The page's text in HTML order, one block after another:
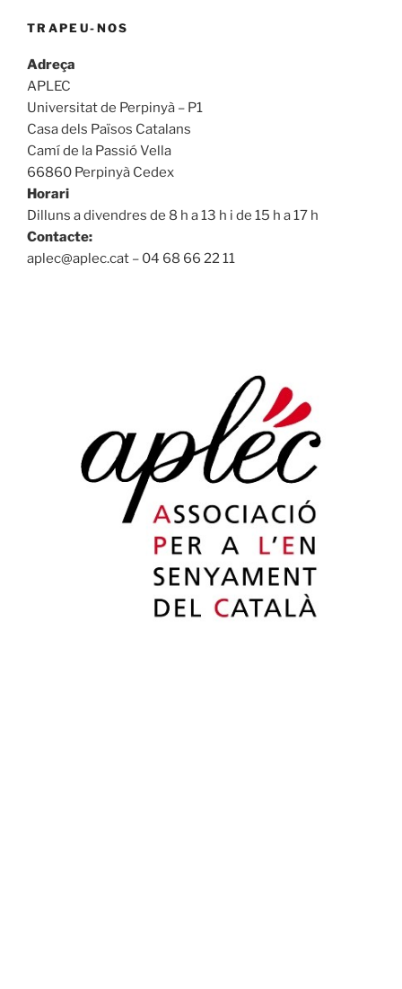
TRAPEU-NOS
Adreça
APLEC
Universitat de Perpinyà – P1
Casa dels Països Catalans
Camí de la Passió Vella
66860 Perpinyà Cedex
Horari
Dilluns a divendres de 8 h a 13 h i de 15 h a 17 h
Contacte:
aplec@aplec.cat – 04 68 66 22 11